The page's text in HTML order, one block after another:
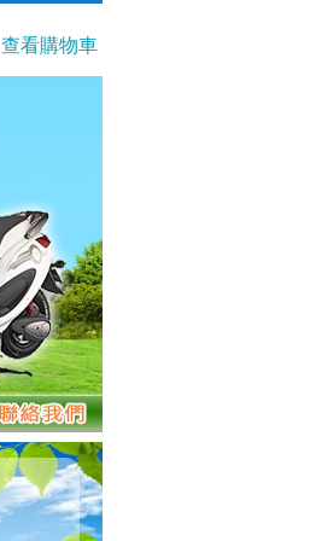
查看購物車